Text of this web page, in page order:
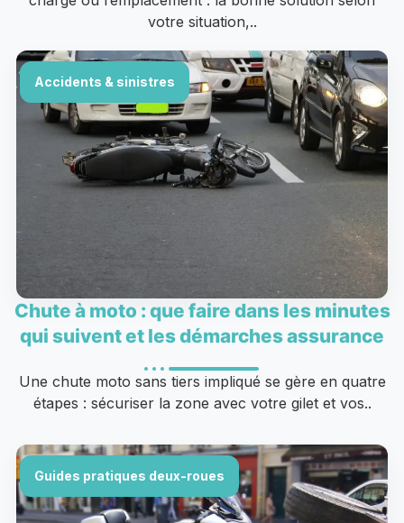
votre situation,..
Accidents & sinistres
Chute à moto : que faire dans les minutes
qui suivent et les démarches assurance
Une chute moto sans tiers impliqué se gère en quatre
étapes : sécuriser la zone avec votre gilet et vos..
Guides pratiques deux-roues